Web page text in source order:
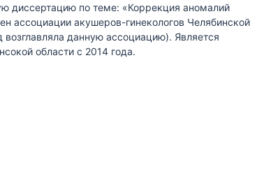
диссертацию по теме: «Коррекция аномалий
ассоциации акушеров-гинекологов Челябинской
возглавляла данную ассоциацию). Является
области с 2014 года.